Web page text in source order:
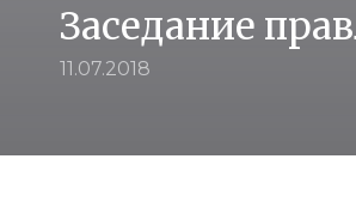
Заседание
11.07.2018